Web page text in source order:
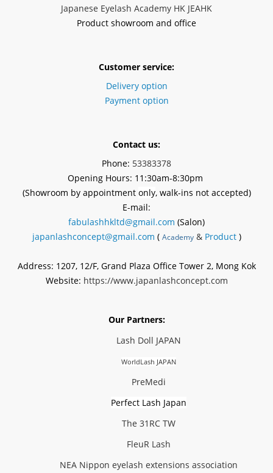
Japanese Eyelash Academy HK JEAHK
Product showroom and office
Customer service:
Delivery option
Payment option
Contact us:
Phone: 53383378
Opening Hours: 11:30am-8:30pm
(Showroom by appointment only, walk-ins not accepted)
E-mail:
fabulashhkltd@gmail.com (Salon)
japanlashconcept@gmail.com ( Academy& Product )
Address: 1207, 12/F, Grand Plaza Office Tower 2, Mong Kok
Website: https://www.japanlashconcept.com
Our Partners:
Lash Doll JAPAN
WorldLash JAPAN
PreMedi
Perfect Lash Japan
The 31RC TW
FleuR Lash
NEA Nippon eyelash extensions association